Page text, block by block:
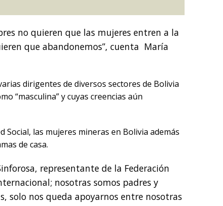
no quieren que las mujeres entren a la
que abandonemos”, cuenta María
dirigentes de diversos sectores de Bolivia
“masculina” y cuyas creencias aún
las mujeres mineras en Bolivia además
de casa.
representante de la Federación
nosotras somos padres y
solo nos queda apoyarnos entre nosotras